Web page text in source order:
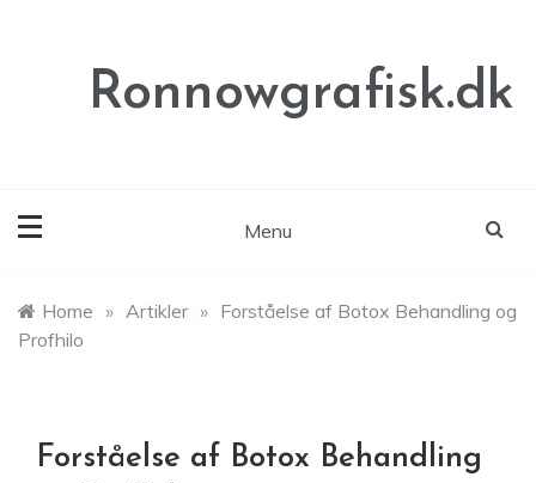
Ronnowgrafisk.dk
Menu
Home » Artikler » Forståelse af Botox Behandling og
Profhilo
Forståelse af Botox Behandling